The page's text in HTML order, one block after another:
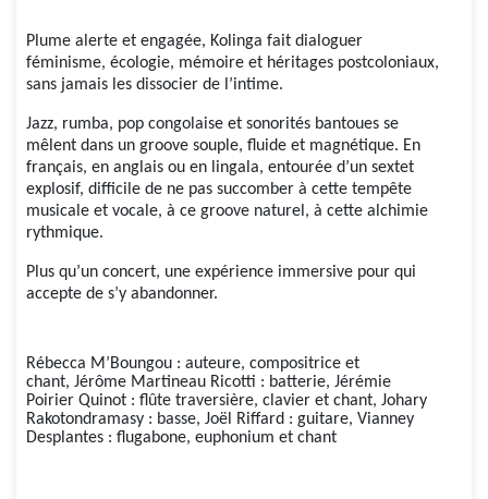
Plume alerte et engagée, Kolinga fait dialoguer
féminisme, écologie, mémoire et héritages postcoloniaux,
sans jamais les dissocier de l’intime.
Jazz, rumba, pop congolaise et sonorités bantoues se
mêlent dans un groove souple, fluide et magnétique. En
français, en anglais ou en lingala, entourée d’un sextet
explosif, difficile de ne pas succomber à cette tempête
musicale et vocale, à ce groove naturel, à cette alchimie
rythmique.
Plus qu’un concert, une expérience immersive pour qui
accepte de s’y abandonner.
Rébecca M’Boungou : auteure, compositrice et
chant, Jérôme Martineau Ricotti : batterie, Jérémie
Poirier Quinot : flûte traversière, clavier et chant, Johary
Rakotondramasy : basse, Joël Riffard : guitare, Vianney
Desplantes : flugabone, euphonium et chant